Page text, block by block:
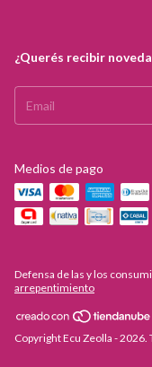
¿Querés recibir
Medios de pago
Defensa de las y los
arrepentimiento
Copyright Ecu Zeolla -